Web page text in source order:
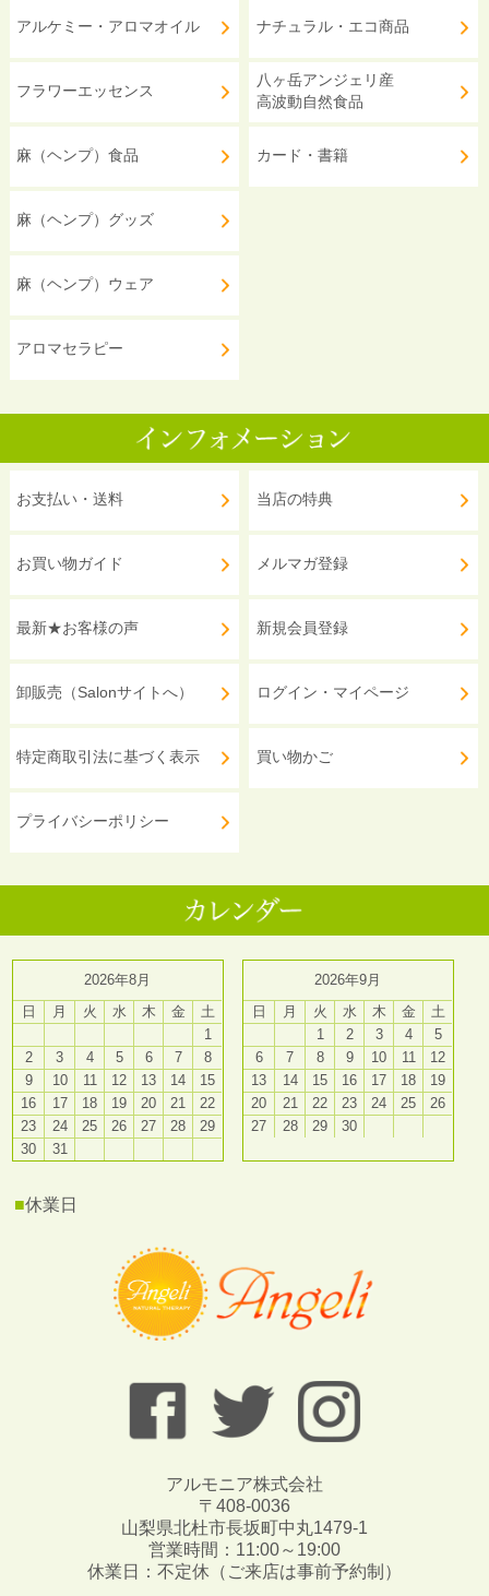
アルケミー・アロマオイル
フラワーエッセンス
麻（ヘンプ）食品
麻（ヘンプ）グッズ
麻（ヘンプ）ウェア
アロマセラピー
ナチュラル・エコ商品
八ヶ岳アンジェリ産
高波動自然食品
カード・書籍
お支払い・送料
お買い物ガイド
最新★お客様の声
卸販売（Salonサイトへ）
特定商取引法に基づく表示
プライバシーポリシー
当店の特典
メルマガ登録
新規会員登録
ログイン・マイページ
買い物かご
2026年8月
日
月 火 水 木 金
土
1
2
3 4 5 6 7
8
9
10 11 12 13 14
15
16
17 18 19 20 21
22
23
24 25 26 27 28
29
30
31
2026年9月
日
月 火 水 木 金
土
1
2 3 4
5
6
7 8 9 10 11
12
13
14 15 16 17 18
19
20
21 22 23 24 25
26
27
28 29 30
■休業日
アルモニア株式会社
〒408-0036
山梨県北杜市長坂町中丸1479-1
営業時間：11:00～19:00
休業日：不定休（ご来店は事前予約制）